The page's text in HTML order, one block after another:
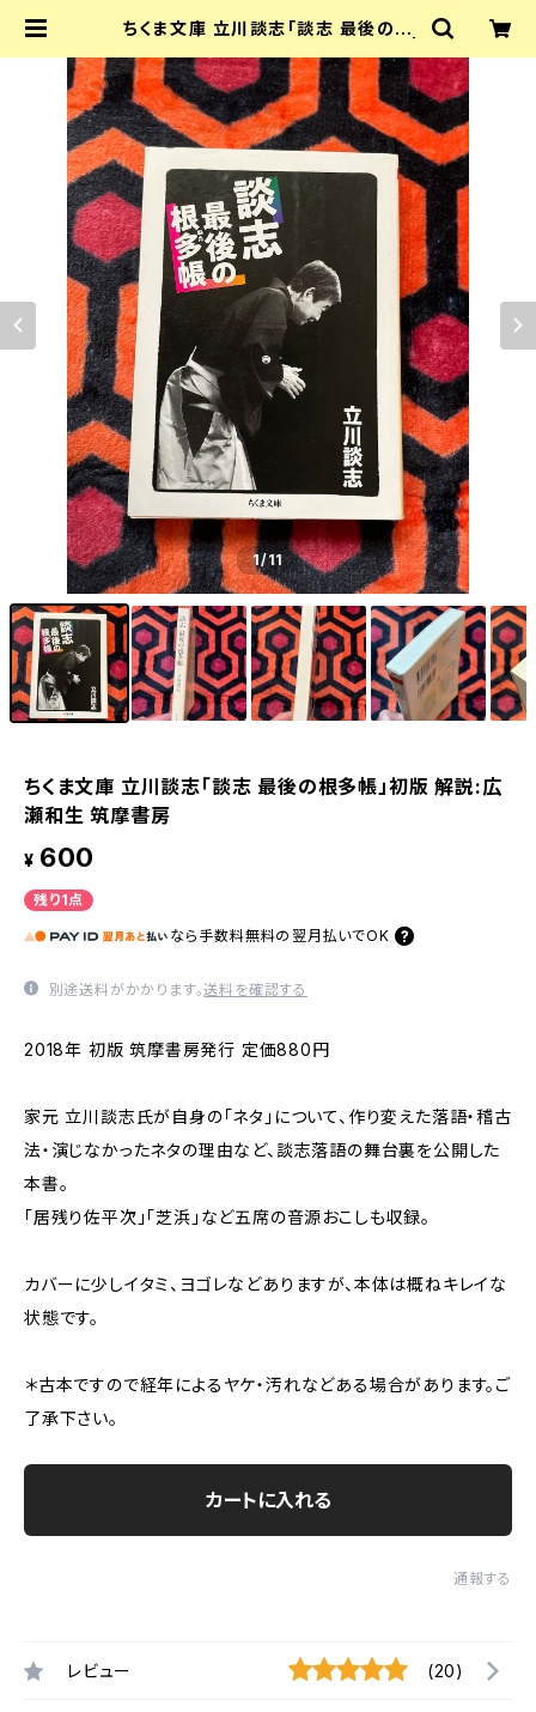
ちくま文庫 立川談志「談志 最後の根
古書 まずる
1/11
ちくま文庫 立川談志「談志 最後の根多帳」初版 解説:広
瀬和生 筑摩書房
¥ 600
残り1点
なら 手数料無料の 翌月払いでOK
別途送料がかかります。送料を確認する
2018年 初版 筑摩書房発行 定価880円
家元 立川談志氏が自身の「ネタ」について、作り変えた落語・稽古
法・演じなかったネタの理由など、談志落語の舞台裏を公開した
本書。
「居残り佐平次」「芝浜」など五席の音源おこしも収録。
カバーに少しイタミ、ヨゴレなどありますが、本体は概ねキレイな
状態です。
＊古本ですので経年によるヤケ・汚れなどある場合があります。ご
了承下さい。
カートに入れる
通報する
レビュー (20)